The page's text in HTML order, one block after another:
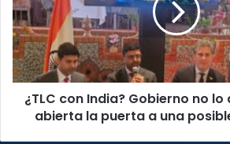
no
lo
descarta
y
deja
abierta
¿TLC con India? Gobierno no
abierta la puerta a una